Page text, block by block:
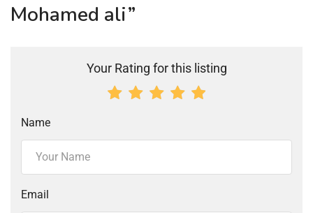
Mohamed ali”
Your Rating for this listing
Name
Email